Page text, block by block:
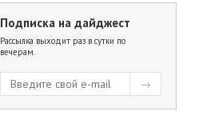
Подписка на дайджест
Рассылка выходит раз в сутки по
вечерам.